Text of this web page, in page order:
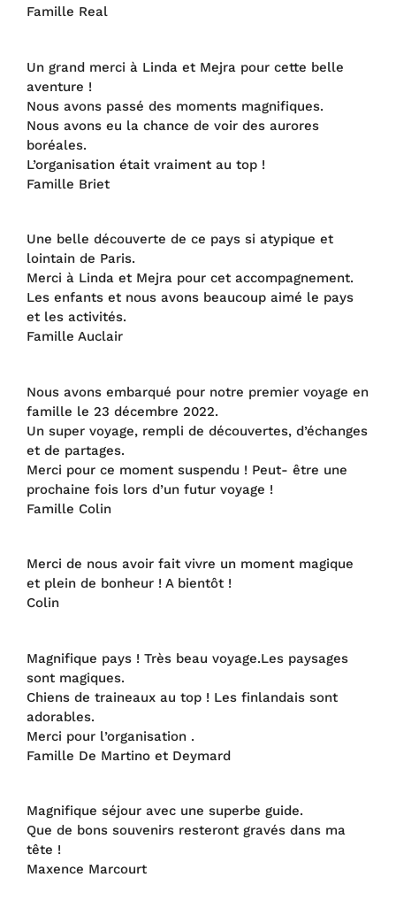
Famille Real
Un grand merci à Linda et Mejra pour cette belle
aventure !
Nous avons passé des moments magnifiques.
Nous avons eu la chance de voir des aurores
boréales.
L’organisation était vraiment au top !
Famille Briet
Une belle découverte de ce pays si atypique et
lointain de Paris.
Merci à Linda et Mejra pour cet accompagnement.
Les enfants et nous avons beaucoup aimé le pays
et les activités.
Famille Auclair
Nous avons embarqué pour notre premier voyage en
famille le 23 décembre 2022.
Un super voyage, rempli de découvertes, d’échanges
et de partages.
Merci pour ce moment suspendu ! Peut- être une
prochaine fois lors d’un futur voyage !
Famille Colin
Merci de nous avoir fait vivre un moment magique
et plein de bonheur ! A bientôt !
Colin
Magnifique pays ! Très beau voyage.Les paysages
sont magiques.
Chiens de traineaux au top ! Les finlandais sont
adorables.
Merci pour l’organisation .
Famille De Martino et Deymard
Magnifique séjour avec une superbe guide.
Que de bons souvenirs resteront gravés dans ma
tête !
Maxence Marcourt